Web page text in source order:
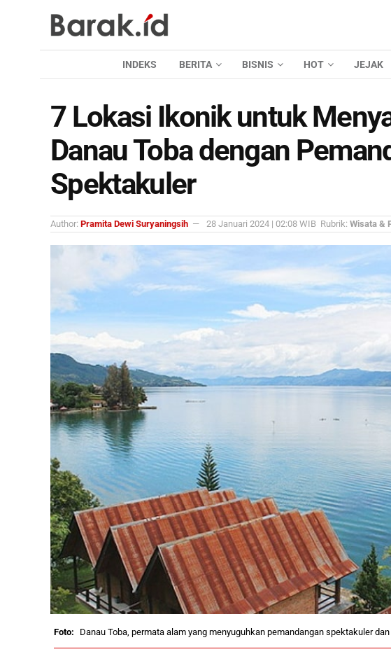
INDEKS BERITA BISNIS HOT JEJAK
7 Lokasi Ikonik untuk
Danau Toba dengan
Spektakuler
Author: Pramita Dewi Suryaningsih 28 Januari 2024 | 02:08 WIB Rubrik: Wisata &
Danau Toba, permata alam yang menyuguhkan pemandangan spektakuler